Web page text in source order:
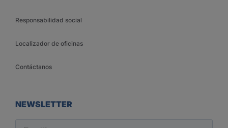
Responsabilidad social
Localizador de oficinas
Contáctanos
NEWSLETTER